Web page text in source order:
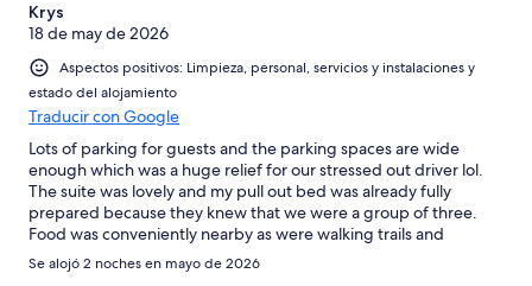
Krys
18 de may de 2026
Aspectos positivos: Limpieza, personal, servicios y instalaciones y
estado del alojamiento
Traducir con Google
Lots of parking for guests and the parking spaces are wide
enough which was a huge relief for our stressed out driver lol.
The suite was lovely and my pull out bed was already fully
prepared because they knew that we were a group of three.
Food was conveniently nearby as were walking trails and
beaches. The campus itself is beautiful.
Se alojó 2 noches en mayo de 2026